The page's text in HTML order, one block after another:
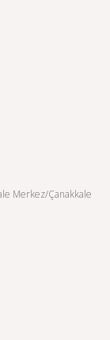
Merkez/Çanakkale